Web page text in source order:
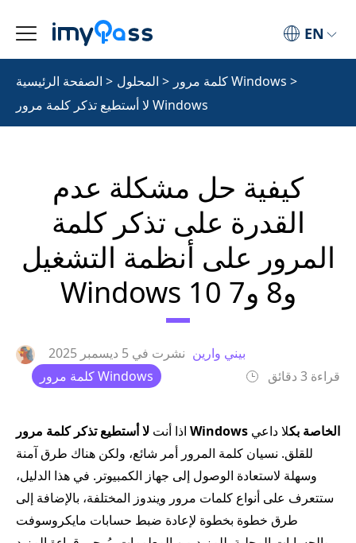
EN
الصفحة الرئيسية > المحلول > كلمة مرور Windows >
لا أستطيع تذكر كلمة مرور Windows
كيفية حل مشكلة عدم
القدرة على تذكر كلمة
المرور على أنظمة التشغيل
Windows 10 و8 و7
بيني وارين نشرت في 5 ديسمبر 2025
كلمة مرور Windows
قراءة 3 دقائق
اذا أنت لا أستطيع تذكر كلمة مرور Windows الخاصة بكلا داعي
للقلق. نسيان كلمة المرور أمر شائع، ولكن هناك طرق آمنة
وسهلة لاستعادة الوصول إلى جهاز الكمبيوتر. في هذا الدليل،
ستتعرف على أنواع كلمات مرور ويندوز المختلفة، بالإضافة إلى
طرق خطوة بخطوة لإعادة ضبط حسابات مايكروسوفت